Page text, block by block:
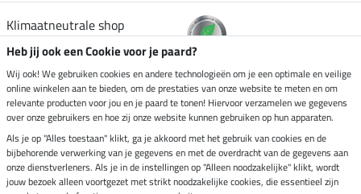
Klimaatneutrale shop
Verzending per
Veilig betalen met
Heb jij ook een Cookie voor je paard?
Wij ook! We gebruiken cookies en andere technologieën om je een optimale en veilige
online winkelen aan te bieden, om de prestaties van onze website te meten en om
relevante producten voor jou en je paard te tonen! Hiervoor verzamelen we gegevens
over onze gebruikers en hoe zij onze website kunnen gebruiken op hun apparaten.
Als je op "Alles toestaan" klikt, ga je akkoord met het gebruik van cookies en de
bijbehorende verwerking van je gegevens en met de overdracht van de gegevens aan
onze dienstverleners. Als je in de instellingen op "Alleen noodzakelijke" klikt, wordt
jouw bezoek alleen voortgezet met strikt noodzakelijke cookies, die essentieel zijn